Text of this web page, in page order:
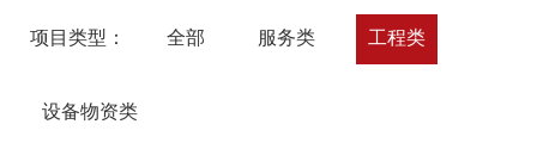
项目类型： 全部 服务类 工程类
设备物资类